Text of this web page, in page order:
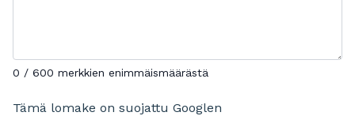
0 / 600 merkkien enimmäismäärästä
Tämä lomake on suojattu Googlen